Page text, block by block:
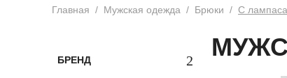
Главная / Мужская одежда / Брюки / С
БРЕНД